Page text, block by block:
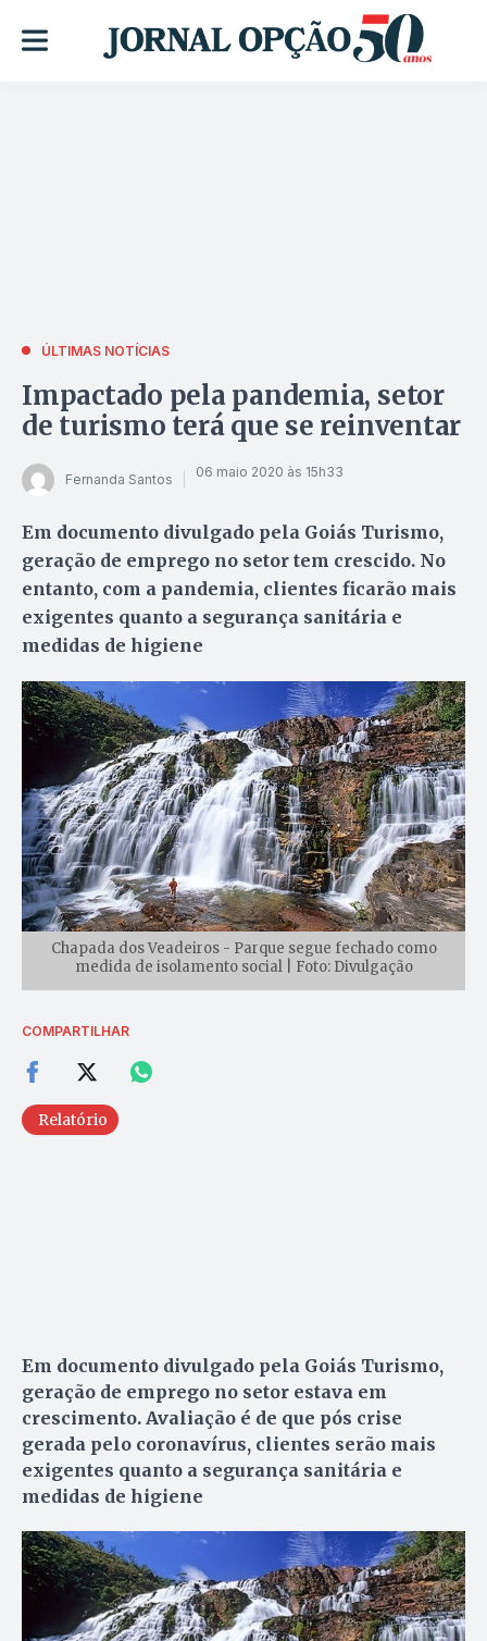
ÚLTIMAS NOTÍCIAS
Impactado pela pandemia, setor
de turismo terá que se reinventar
Fernanda Santos 06 maio 2020 às 15h33
Em documento divulgado pela Goiás Turismo,
geração de emprego no setor tem crescido. No
entanto, com a pandemia, clientes ficarão mais
exigentes quanto a segurança sanitária e
medidas de higiene
Chapada dos Veadeiros - Parque segue fechado como
medida de isolamento social | Foto: Divulgação
COMPARTILHAR
Relatório
Em documento divulgado pela Goiás Turismo,
geração de emprego no setor estava em
crescimento. Avaliação é de que pós crise
gerada pelo coronavírus, clientes serão mais
exigentes quanto a segurança sanitária e
medidas de higiene